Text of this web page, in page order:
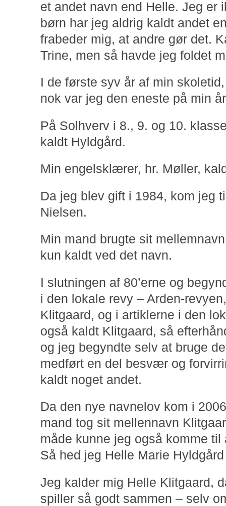
et andet navn end Helle. Jeg
børn har jeg aldrig kaldt andet
frabeder mig, at andre gør det.
Trine, men så havde jeg foldet
I de første syv år af min
nok var jeg den eneste på min
På Solhverv i 8., 9. og 10.
kaldt Hyldgård.
Min engelsklærer, hr. Møller,
Da jeg blev gift i 1984, kom jeg
Nielsen.
Min mand brugte sit
kun kaldt ved det navn.
I slutningen af 80’erne og
i den lokale revy – Arden-
Klitgaard, og i artiklerne i den
også kaldt Klitgaard, så
og jeg begyndte selv at bruge
medført en del besvær og
kaldt noget andet.
Da den nye navnelov kom i
mand tog sit mellennavn
måde kunne jeg også komme
Så hed jeg Helle Marie
Jeg kalder mig Helle Klitgaard,
spiller så godt sammen – selv